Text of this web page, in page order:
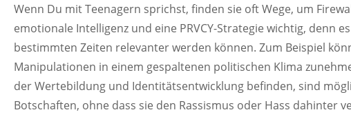
Wenn Du mit Teenagern sprichst, finden sie oft Wege, um
emotionale Intelligenz und eine PRVCY-Strategie wichtig, denn
bestimmten Zeiten relevanter werden können. Zum Beispiel
Manipulationen in einem gespaltenen politischen Klima
der Wertebildung und Identitätsentwicklung befinden, sind
Botschaften, ohne dass sie den Rassismus oder Hass dahinter